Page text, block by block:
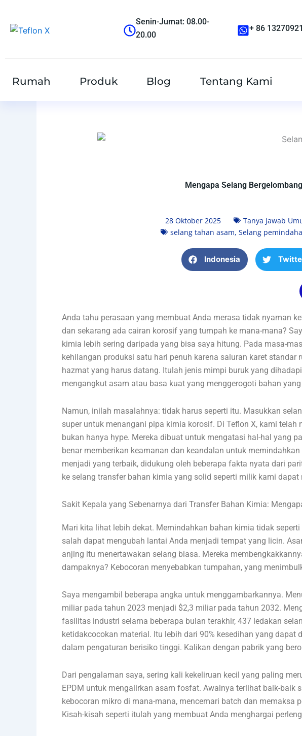
Senin-Jumat: 08.00-
20.00
+ 86
Rumah Produk Blog Tentang Kami
Mengapa Selang
28 Oktober 2025 Tanya Jawab
selang tahan asam, Selang
Indonesia
Anda tahu perasaan yang membuat Anda merasa tidak nyaman
dan sekarang ada cairan korosif yang tumpah ke mana-mana?
kimia lebih sering daripada yang bisa saya hitung. Pada masa-
kehilangan produksi satu hari penuh karena saluran karet
hazmat yang harus datang. Itulah jenis mimpi buruk yang
mengangkut asam atau basa kuat yang menggerogoti bahan
Namun, inilah masalahnya: tidak harus seperti itu. Masukkan
super untuk menangani pipa kimia korosif. Di Teflon X, kami
bukan hanya hype. Mereka dibuat untuk mengatasi hal-hal yang
benar memberikan keamanan dan keandalan untuk
menjadi yang terbaik, didukung oleh beberapa fakta nyata dari
ke selang transfer bahan kimia yang solid seperti milik kami
Sakit Kepala yang Sebenarnya dari Transfer Bahan Kimia:
Mari kita lihat lebih dekat. Memindahkan bahan kimia tidak
salah dapat mengubah lantai Anda menjadi tempat yang licin.
anjing itu menertawakan selang biasa. Mereka
dampaknya? Kebocoran menyebabkan tumpahan, yang
Saya mengambil beberapa angka untuk menggambarkannya.
miliar pada tahun 2023 menjadi $2,3 miliar pada tahun 2032.
fasilitas industri selama beberapa bulan terakhir, 437 ledakan
ketidakcocokan material. Itu lebih dari 90% kesedihan yang dapat
dalam pengaturan berisiko tinggi. Kalikan dengan pabrik yang
Dari pengalaman saya, sering kali kekeliruan kecil yang paling
EPDM untuk mengalirkan asam fosfat. Awalnya terlihat baik-baik
kebocoran mikro di mana-mana, mencemari batch dan memaksa
Kisah-kisah seperti itulah yang membuat Anda menghargai